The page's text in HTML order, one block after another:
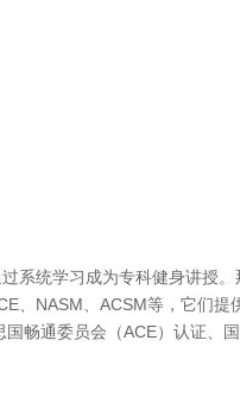
统学习成为专科健身讲授
NASM、ACSM等，它们
畅通委员会（ACE）认证、